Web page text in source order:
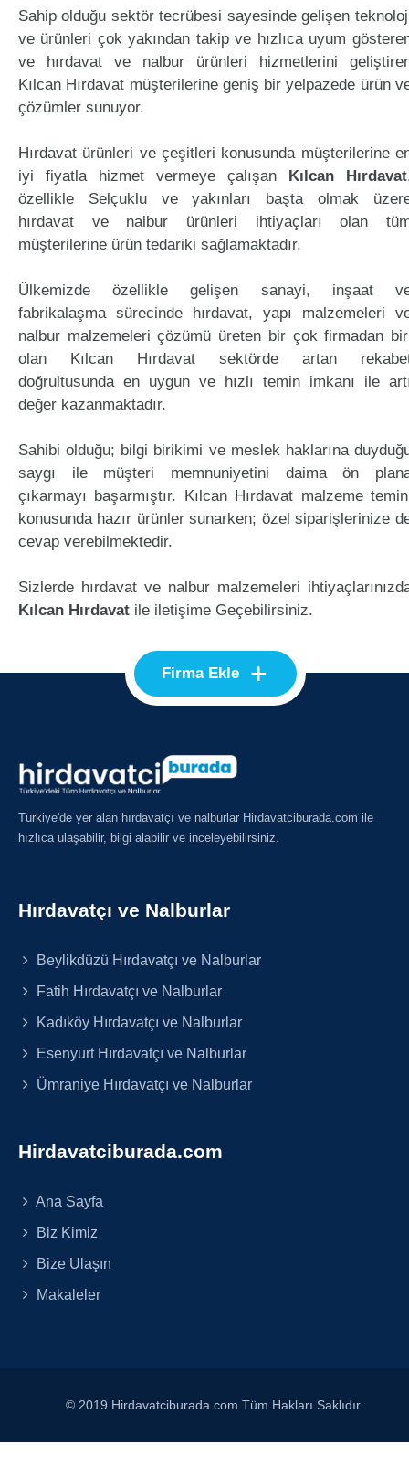
Sahip olduğu sektör tecrübesi sayesinde gelişen
ve ürünleri çok yakından takip ve hızlıca uyum
ve hırdavat ve nalbur ürünleri hizmetlerini
Kılcan Hırdavat müşterilerine geniş bir yelpazede ürün
çözümler sunuyor.
Hırdavat ürünleri ve çeşitleri konusunda müşterilerine
iyi fiyatla hizmet vermeye çalışan Kılcan Hırdavat
özellikle Selçuklu ve yakınları başta olmak
hırdavat ve nalbur ürünleri ihtiyaçları olan
müşterilerine ürün tedariki sağlamaktadır.
Ülkemizde özellikle gelişen sanayi, inşaat
fabrikalaşma sürecinde hırdavat, yapı malzemeleri
nalbur malzemeleri çözümü üreten bir çok firmadan
olan Kılcan Hırdavat sektörde artan
doğrultusunda en uygun ve hızlı temin imkanı ile
değer kazanmaktadır.
Sahibi olduğu; bilgi birikimi ve meslek haklarına
saygı ile müşteri memnuniyetini daima ön
çıkarmayı başarmıştır. Kılcan Hırdavat malzeme
konusunda hazır ürünler sunarken; özel siparişlerinize
cevap verebilmektedir.
Sizlerde hırdavat ve nalbur malzemeleri
Kılcan Hırdavat ile iletişime Geçebilirsiniz.
Firma Ekle +
Türkiye'de yer alan hırdavatçı ve nalburlar Hirdavatciburada.com ile
hızlıca ulaşabilir, bilgi alabilir ve inceleyebilirsiniz.
Hırdavatçı ve Nalburlar
Beylikdüzü Hırdavatçı ve Nalburlar
Fatih Hırdavatçı ve Nalburlar
Kadıköy Hırdavatçı ve Nalburlar
Esenyurt Hırdavatçı ve Nalburlar
Ümraniye Hırdavatçı ve Nalburlar
Hirdavatciburada.com
Ana Sayfa
Biz Kimiz
Bize Ulaşın
Makaleler
© 2019 Hirdavatciburada.com Tüm Hakları Saklıdır.